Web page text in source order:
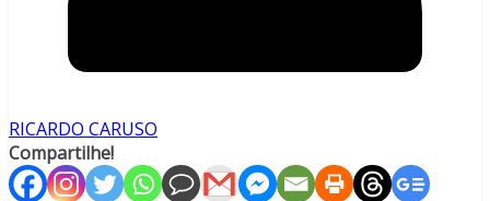
RICARDO CARUSO
Compartilhe!